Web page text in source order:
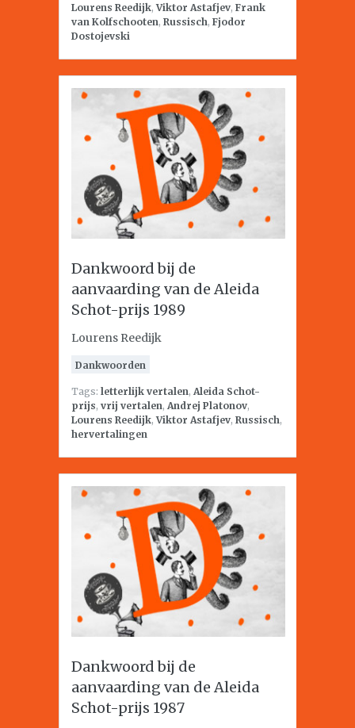
Lourens Reedijk,Viktor Astafjev, Frank
van Kolfschooten, Russisch, Fjodor
Dostojevski
Dankwoord bij de
aanvaarding van de Aleida
Schot-prijs 1989
Lourens Reedijk
Dankwoorden
Tags: letterlijk vertalen, Aleida Schot-
prijs, vrij vertalen, Andrej Platonov,
Lourens Reedijk,Viktor Astafjev, Russisch,
hervertalingen
Dankwoord bij de
aanvaarding van de Aleida
Schot-prijs 1987